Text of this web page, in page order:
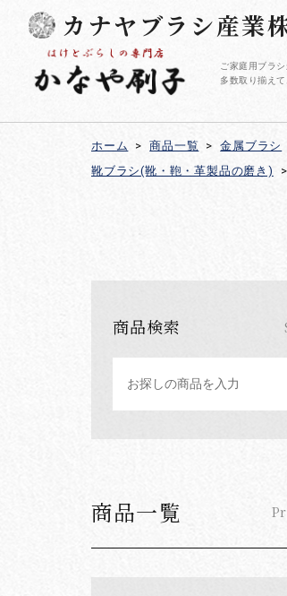
カナヤブラシ産業
ご家庭用ブラ
多数取り揃えて
ホーム > 商品一覧 > 金属ブラシ
靴ブラシ(靴・鞄・革製品の磨き)
>
商品検索
商品一覧